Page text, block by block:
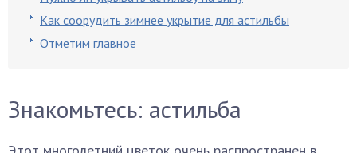
Как соорудить зимнее укрытие для астильбы
Отметим главное
Знакомьтесь: астильба